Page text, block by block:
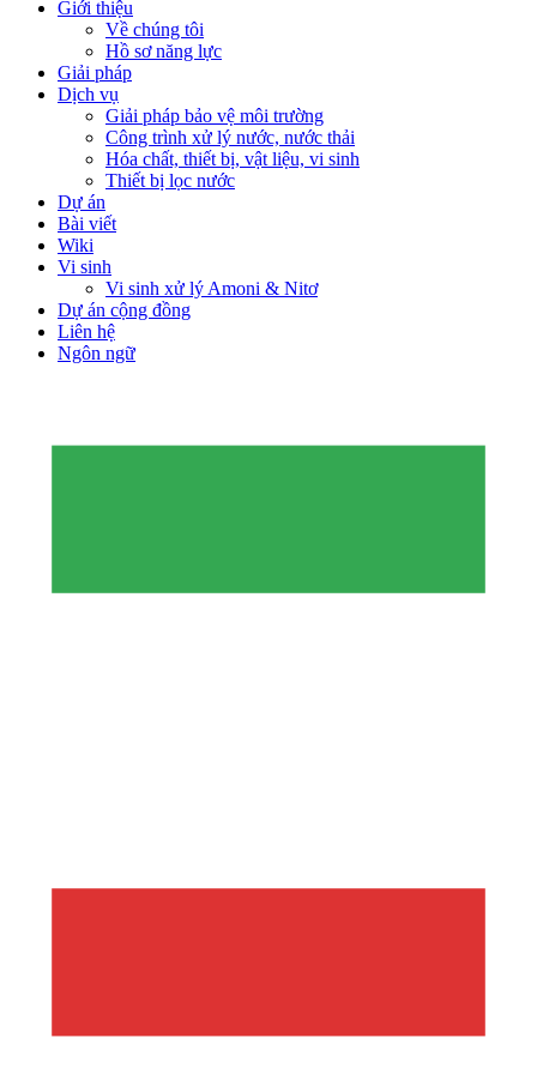
Menu
Giới thiệu
Về chúng tôi
Hồ sơ năng lực
Giải pháp
Dịch vụ
Giải pháp bảo vệ môi trường
Công trình xử lý nước, nước thải
Hóa chất, thiết bị, vật liệu, vi sinh
Thiết bị lọc nước
Dự án
Bài viết
Wiki
Vi sinh
Vi sinh xử lý Amoni & Nitơ
Dự án cộng đồng
Liên hệ
Ngôn ngữ